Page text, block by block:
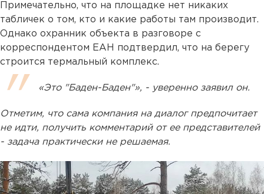
Примечательно, что на площадке нет никаких
табличек о том, кто и какие работы там производит.
Однако охранник объекта в разговоре с
корреспондентом ЕАН подтвердил, что на берегу
строится термальный комплекс.
«Это "Баден-Баден"», - уверенно заявил он.
Отметим, что сама компания на диалог предпочитает
не идти, получить комментарий от ее представителей
- задача практически не решаемая.